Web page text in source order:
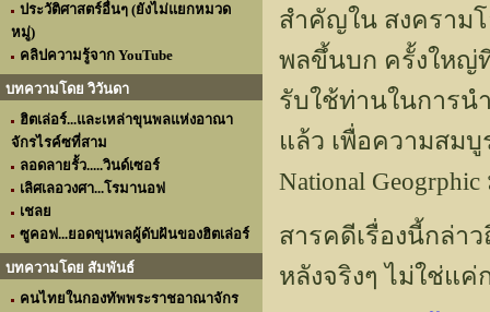
ประวัติศาสตร์อื่นๆ (ยังไม่แยกหมวด
หมู่)
คลิปความรู้จาก YouTube
บทความโดย วิวันดา
ฮิตเล่อร์...และเหล่าขุนพลแห่งอาณา
จักรไรค์ซที่สาม
ลอดลายรั้ว.....วินด์เซอร์
เลิศเลอวงศา...โรมานอฟ
เชลย
ซูคอฟ...ยอดขุนพลผู้ดับฝันของฮิตเล่อร์
บทความโดย สัมพันธ์
คนไทยในกองทัพพระราชอาณาจักร
สำคัญใน สงครามโ
พลขึ้นบก ครั้งใหญ่
รับใช้ท่านในการน
แล้ว เพื่อความสม
National
สารคดีเรื่องนี้กล่า
หลังจริงๆ ไม่ใช่แ